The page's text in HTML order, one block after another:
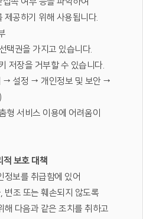
제공하기 위해 사용됩니다.
택권을 가지고 있습니다.
저장을 거부할 수 있습니다.
→ 설정 → 개인정보 및 보안 →
형 서비스 이용에 어려움이
보호 대책
정보를 취급함에 있어
변조 또는 훼손되지 않도록
해 다음과 같은 조치를 취하고